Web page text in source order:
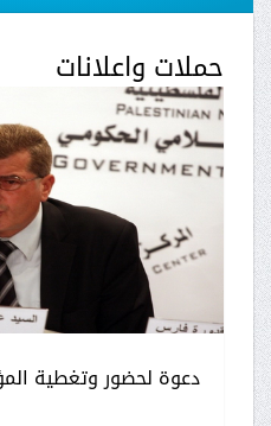
حملات واعلانات
دعوة لحضور وتغطية